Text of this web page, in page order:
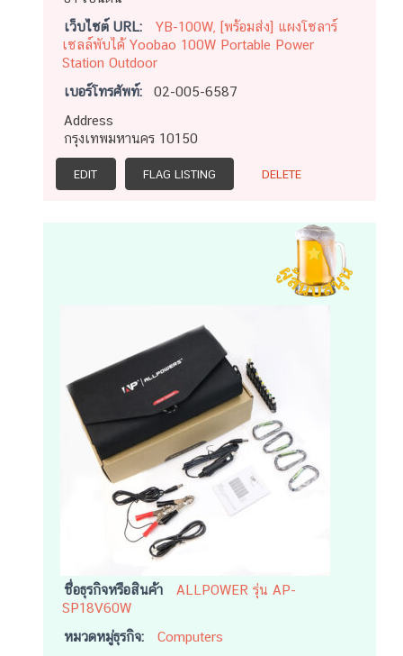
เว็บไซต์ URL:
YB-100W, [พร้อมส่ง] แผงโซลาร์
เซลล์พับได้ Yoobao 100W Portable Power
Station Outdoor
เบอร์โทรศัพท์:
02-005-6587
Address
กรุงเทพมหานคร 10150
EDIT FLAG LISTING DELETE
ชื่อธุรกิจหรือสินค้า
ALLPOWER รุ่น AP-
SP18V60W
หมวดหมู่ธุรกิจ:
Computers